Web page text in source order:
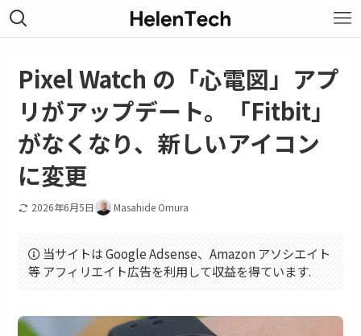
Pixel Watch の「心電図」アプ
リがアップデート。「Fitbit」
がなくなり、新しいアイコン
に変更
2026年6月5日 Masahide Omura
当サイトは Google Adsense、Amazon アソシエイト
等 アフィリエイト広告を利用して収益を得ています.